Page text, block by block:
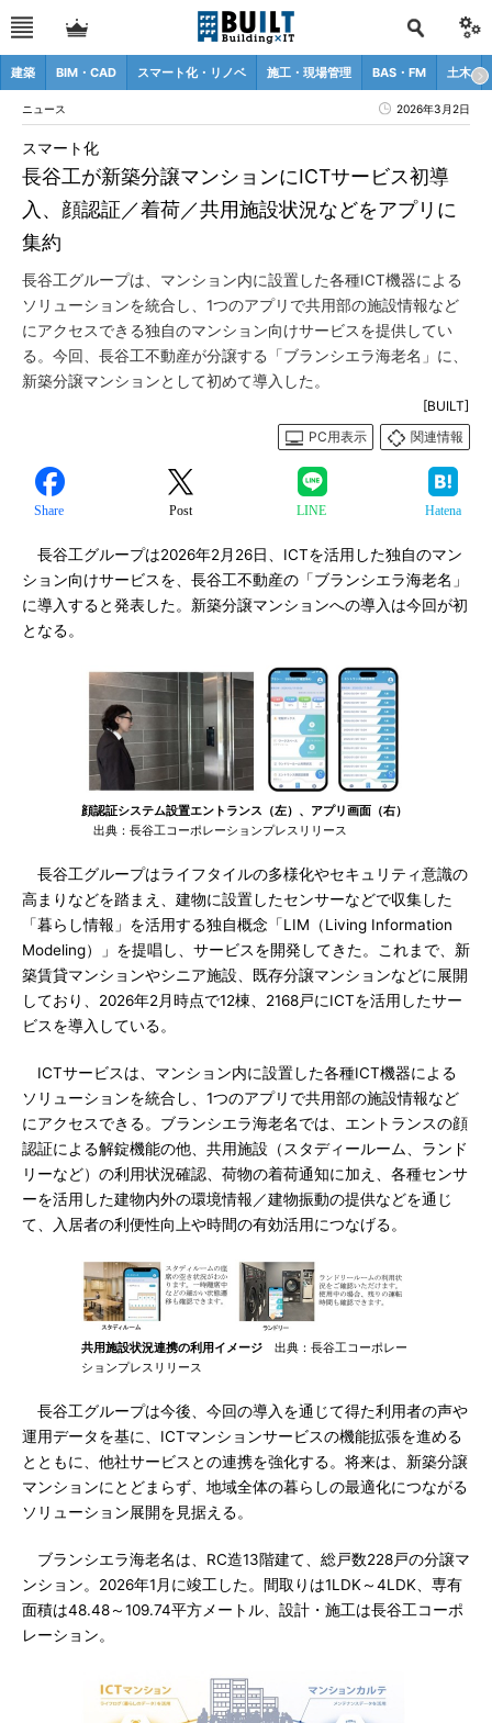
建築 BIM・CAD スマート化・リノベ 施工・現場管理 BAS・FM 土木
ニュース 2026年3月2日
長谷工が新築分譲マンションにICTサービス初導
入、顔認証／着荷／共用施設状況などをアプリに
集約
スマート化
長谷工グループは、マンション内に設置した各種ICT機器による
ソリューションを統合し、1つのアプリで共用部の施設情報など
にアクセスできる独自のマンション向けサービスを提供してい
る。今回、長谷工不動産が分譲する「ブランシエラ海老名」に、
新築分譲マンションとして初めて導入した。
[BUILT]
PC用表示
関連情報
Share Post LINE Hatena
長谷工グループは2026年2月26日、ICTを活用した独自のマン
ション向けサービスを、長谷工不動産の「ブランシエラ海老名」
に導入すると発表した。新築分譲マンションへの導入は今回が初
となる。
顔認証システム設置エントランス（左）、アプリ画面（右）
出典：長谷工コーポレーションプレスリリース
長谷工グループはライフタイルの多様化やセキュリティ意識の
高まりなどを踏まえ、建物に設置したセンサーなどで収集した
「暮らし情報」を活用する独自概念「LIM（Living Information
Modeling）」を提唱し、サービスを開発してきた。これまで、新
築賃貸マンションやシニア施設、既存分譲マンションなどに展開
しており、2026年2月時点で12棟、2168戸にICTを活用したサー
ビスを導入している。
ICTサービスは、マンション内に設置した各種ICT機器による
ソリューションを統合し、1つのアプリで共用部の施設情報など
にアクセスできる。ブランシエラ海老名では、エントランスの顔
認証による解錠機能の他、共用施設（スタディールーム、ランド
リーなど）の利用状況確認、荷物の着荷通知に加え、各種センサ
ーを活用した建物内外の環境情報／建物振動の提供などを通じ
て、入居者の利便性向上や時間の有効活用につなげる。
共用施設状況連携の利用イメージ 出典：長谷工コーポレー
ションプレスリリース
長谷工グループは今後、今回の導入を通じて得た利用者の声や
運用データを基に、ICTマンションサービスの機能拡張を進める
とともに、他社サービスとの連携を強化する。将来は、新築分譲
マンションにとどまらず、地域全体の暮らしの最適化につながる
ソリューション展開を見据える。
ブランシエラ海老名は、RC造13階建て、総戸数228戸の分譲マ
ンション。2026年1月に竣工した。間取りは1LDK～4LDK、専有
面積は48.48～109.74平方メートル、設計・施工は長谷工コーポ
レーション。